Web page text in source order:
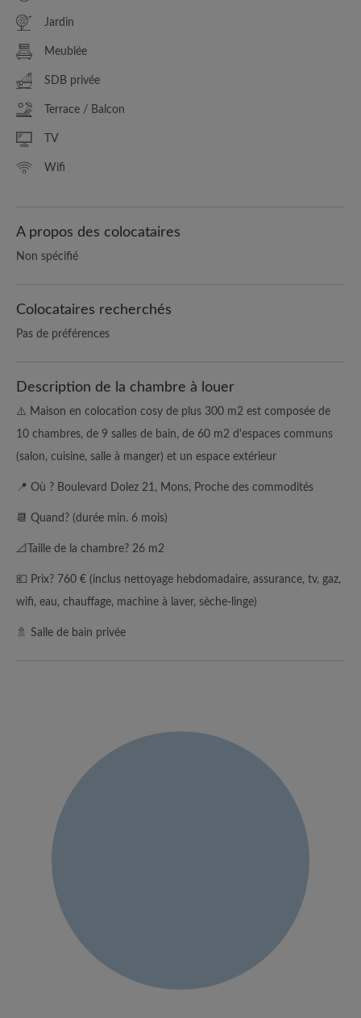
Jardin
Meublée
SDB privée
Terrace / Balcon
TV
Wifi
A propos des colocataires
Non spécifié
Colocataires recherchés
Pas de préférences
Description de la chambre à louer
⚠️ Maison en colocation cosy de plus 300 m2 est composée de
10 chambres, de 9 salles de bain, de 60 m2 d'espaces communs
(salon, cuisine, salle à manger) et un espace extérieur
📍 Où ? Boulevard Dolez 21, Mons, Proche des commodités
📆 Quand? (durée min. 6 mois)
📐Taille de la chambre? 26 m2
💶 Prix? 760 € (inclus nettoyage hebdomadaire, assurance, tv, gaz,
wifi, eau, chauffage, machine à laver, sèche-linge)
🚿 Salle de bain privée